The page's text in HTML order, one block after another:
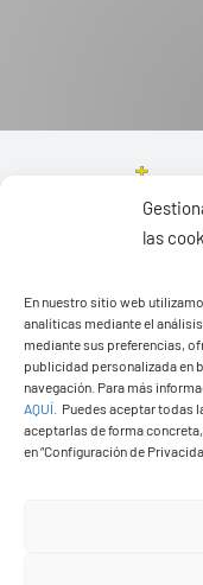
las
En nuestro sitio web
analíticas mediante el
mediante sus preferencias,
publicidad personalizada en
navegación. Para más
AQUÍ
Puedes aceptar todas
aceptarlas de forma
en “Configuración de
Pza. de Los